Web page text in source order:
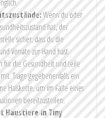
Wenn du oder
hat, der
sicher, dass du die
Vorräte zur Hand hast.
für die Gesundheit und teile
Trage gegebenenfalls ein
Halskette, um im Falle eines
bereitzustellen.
Haustiere in Tiny